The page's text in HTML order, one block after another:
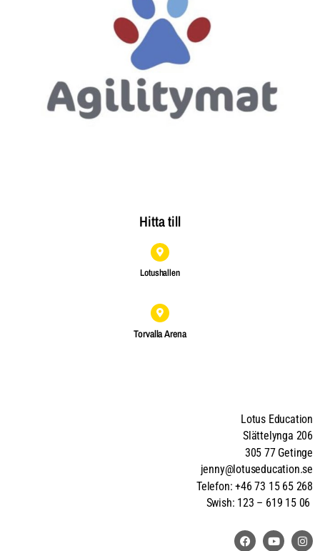
Hitta till
Lotushallen
Torvalla Arena
Lotus Education
Slättelynga 206
305 77 Getinge
jenny@lotuseducation.se
Telefon: +46 73 15 65 268
Swish: 123 – 619 15 06